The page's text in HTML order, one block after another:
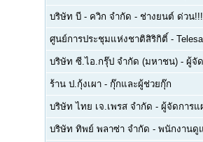
บริษัท บี - ควิก จำกัด - ช่างยนต์ ด่วน!!!
ศูนย์การประชุมแห่งชาติสิริกิติ์ -
บริษัท ซี.ไอ.กรุ๊ป จำกัด (มหาชน) - ผู้จั
ร้าน ป.กุ้งเผา - กุ๊กและผู้ช่วยกุ๊ก
บริษัท ไทย เจ.เพรส จำกัด - ผู้จัดการแ
บริษัท ทิพย์ พลาซ่า จำกัด - พนักงานดู